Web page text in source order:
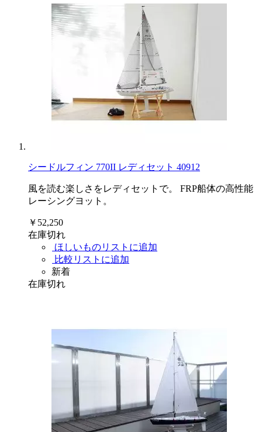
シードルフィン 770II レディセット 40912
風を読む楽しさをレディセットで。 FRP船体の高性能
レーシングヨット。
￥52,250
在庫切れ
ほしいものリストに追加
比較リストに追加
新着
在庫切れ